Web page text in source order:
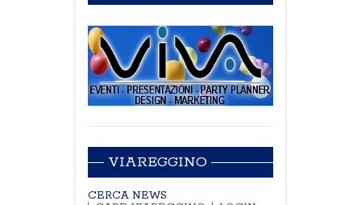
VIAREGGINO
CERCA NEWS